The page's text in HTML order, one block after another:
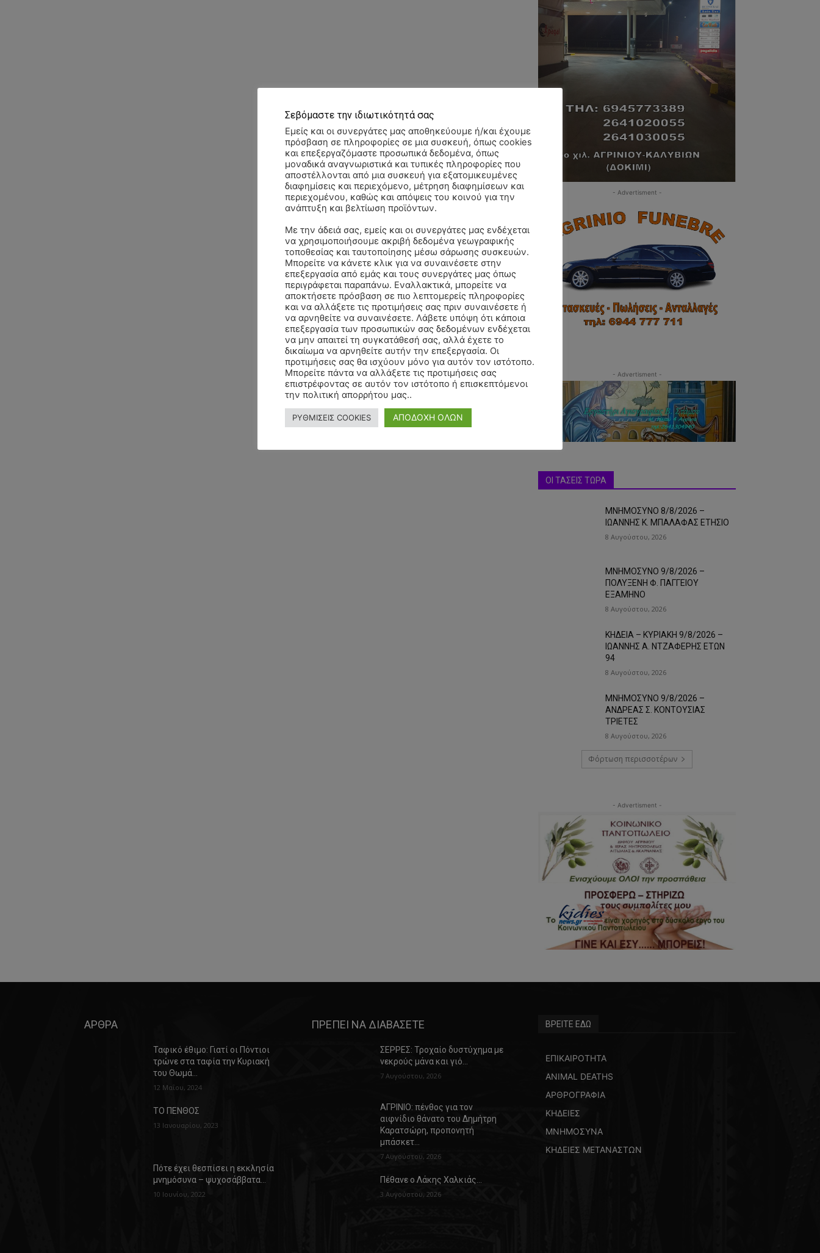
- Advertisment -
- Advertisment -
ΟΙ ΤΑΣΕΙΣ ΤΩΡΑ
ΜΝΗΜΟΣΥΝΟ 8/8/2026 –
ΙΩΑΝΝΗΣ Κ. ΜΠΑΛΑΦΑΣ ΕΤΗΣΙΟ
8 Αυγούστου, 2026
ΜΝΗΜΟΣΥΝΟ 9/8/2026 –
ΠΟΛΥΞΕΝΗ Φ. ΠΑΓΓΕΙΟΥ
ΕΞΑΜΗΝΟ
8 Αυγούστου, 2026
ΚΗΔΕΙΑ – ΚΥΡΙΑΚΗ 9/8/2026 –
ΙΩΑΝΝΗΣ Α. ΝΤΖΑΦΕΡΗΣ ΕΤΩΝ
94
8 Αυγούστου, 2026
ΜΝΗΜΟΣΥΝΟ 9/8/2026 –
ΑΝΔΡΕΑΣ Σ. ΚΟΝΤΟΥΣΙΑΣ
ΤΡΙΕΤΕΣ
8 Αυγούστου, 2026
Φόρτωση περισσοτέρων
- Advertisment -
ΑΡΘΡΑ
Ταφικό έθιμο: Γιατί οι Πόντιοι
τρώνε στα ταφία την Κυριακή
του Θωμά…
12 Μαΐου, 2024
ΤΟ ΠΕΝΘΟΣ
13 Ιανουαρίου, 2023
Πότε έχει θεσπίσει η εκκλησία
μνημόσυνα – ψυχοσάββατα…
10 Ιουνίου, 2022
ΠΡΕΠΕΙ ΝΑ ΔΙΑΒΑΣΕΤΕ
ΣΕΡΡΕΣ: Τροχαίο δυστύχημα με
νεκρούς μάνα και γιό…
7 Αυγούστου, 2026
ΑΓΡΙΝΙΟ: πένθος για τον
αιφνίδιο θάνατο του Δημήτρη
Καρατσώρη, προπονητή
μπάσκετ…
7 Αυγούστου, 2026
Πέθανε ο Λάκης Χαλκιάς…
3 Αυγούστου, 2026
ΒΡΕΙΤΕ ΕΔΩ
ΕΠΙΚΑΙΡΟΤΗΤΑ
ANIMAL DEATHS
ΑΡΘΡΟΓΡΑΦΙΑ
ΚΗΔΕΙΕΣ
ΜΝΗΜΟΣΥΝΑ
ΚΗΔΕΙΕΣ ΜΕΤΑΝΑΣΤΩΝ
Σεβόμαστε την ιδιωτικότητά σας
Εμείς και οι συνεργάτες μας αποθηκεύουμε ή/και έχουμε
πρόσβαση σε πληροφορίες σε μια συσκευή, όπως cookies
και επεξεργαζόμαστε προσωπικά δεδομένα, όπως
μοναδικά αναγνωριστικά και τυπικές πληροφορίες που
αποστέλλονται από μια συσκευή για εξατομικευμένες
διαφημίσεις και περιεχόμενο, μέτρηση διαφημίσεων και
περιεχομένου, καθώς και απόψεις του κοινού για την
ανάπτυξη και βελτίωση προϊόντων.
Με την άδειά σας, εμείς και οι συνεργάτες μας ενδέχεται
να χρησιμοποιήσουμε ακριβή δεδομένα γεωγραφικής
τοποθεσίας και ταυτοποίησης μέσω σάρωσης συσκευών.
Μπορείτε να κάνετε κλικ για να συναινέσετε στην
επεξεργασία από εμάς και τους συνεργάτες μας όπως
περιγράφεται παραπάνω. Εναλλακτικά, μπορείτε να
αποκτήσετε πρόσβαση σε πιο λεπτομερείς πληροφορίες
και να αλλάξετε τις προτιμήσεις σας πριν συναινέσετε ή
να αρνηθείτε να συναινέσετε. Λάβετε υπόψη ότι κάποια
επεξεργασία των προσωπικών σας δεδομένων ενδέχεται
να μην απαιτεί τη συγκατάθεσή σας, αλλά έχετε το
δικαίωμα να αρνηθείτε αυτήν την επεξεργασία. Οι
προτιμήσεις σας θα ισχύουν μόνο για αυτόν τον ιστότοπο.
Μπορείτε πάντα να αλλάξετε τις προτιμήσεις σας
επιστρέφοντας σε αυτόν τον ιστότοπο ή επισκεπτόμενοι
την πολιτική απορρήτου μας..
ΡΥΘΜΙΣΕΙΣ COOKIES ΑΠΟΔΟΧΗ ΟΛΩΝ